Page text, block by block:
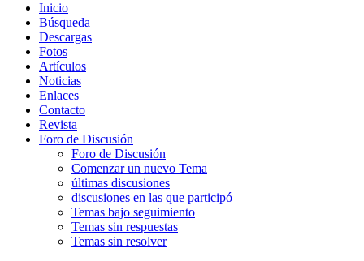
Inicio
Búsqueda
Descargas
Fotos
Artículos
Noticias
Enlaces
Contacto
Revista
Foro de Discusión
Foro de Discusión
Comenzar un nuevo Tema
últimas discusiones
discusiones en las que participó
Temas bajo seguimiento
Temas sin respuestas
Temas sin resolver